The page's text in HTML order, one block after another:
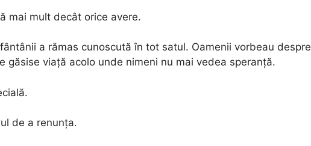
mai mult decât orice avere.
a rămas cunoscută în tot satul. Oamenii vorbeau despre
găsise viață acolo unde nimeni nu mai vedea speranță.
de a renunța.